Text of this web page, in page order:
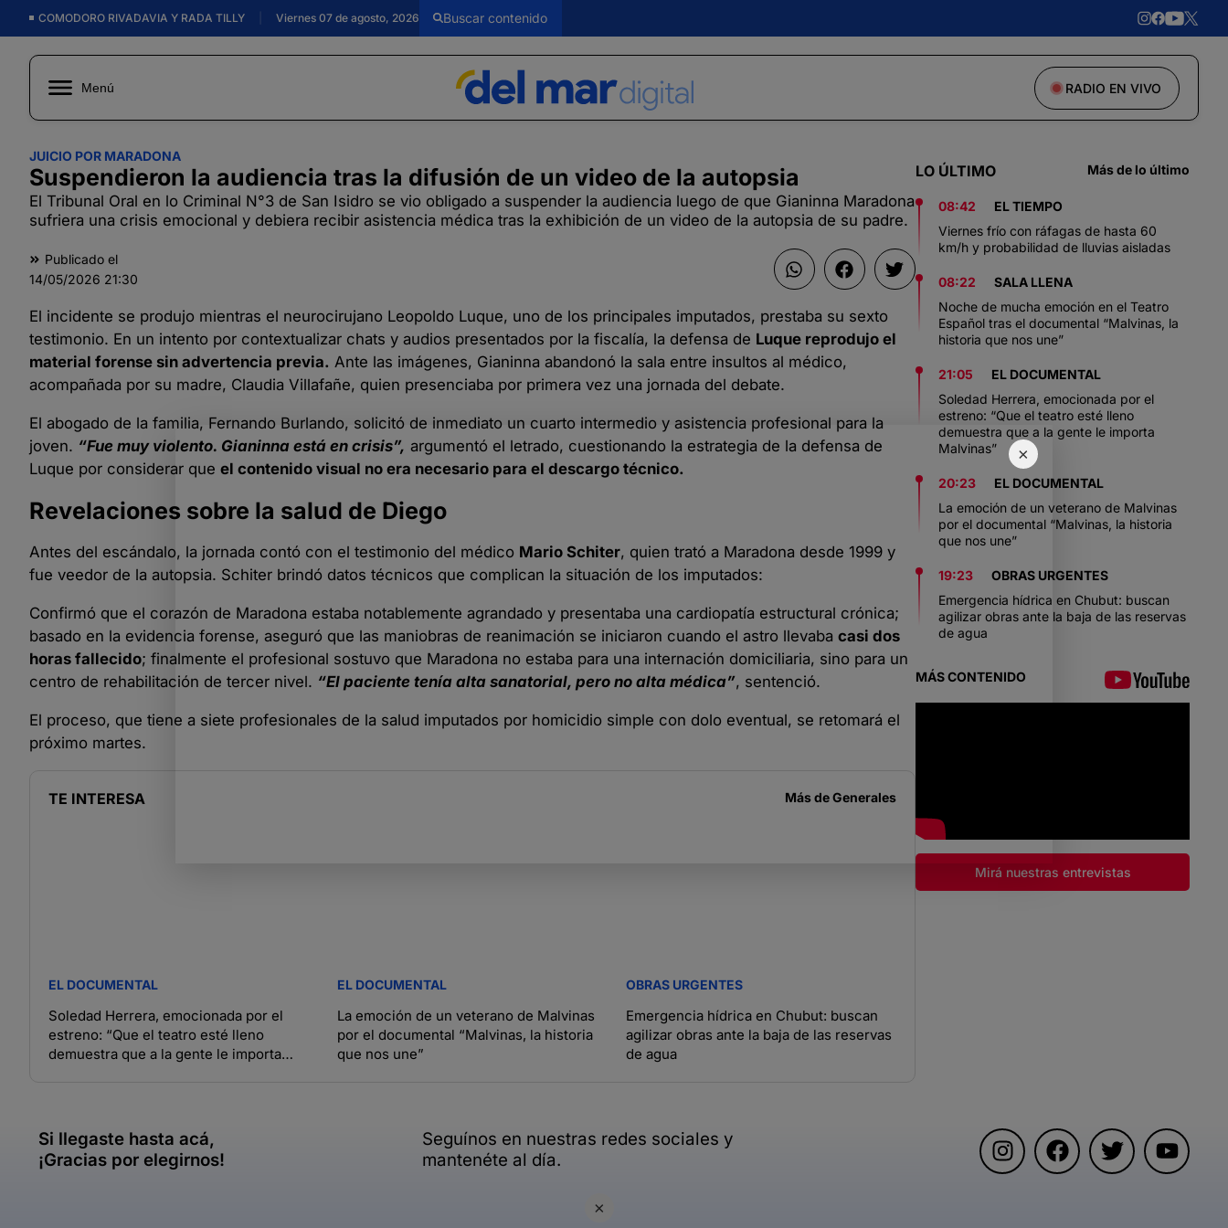
COMODORO RIVADAVIA Y RADA TILLY Viernes 07 de agosto, 2026
Menú RADIO EN VIVO
×
×
JUICIO POR MARADONA
Suspendieron la audiencia tras la difusión de un video de la autopsia
El Tribunal Oral en lo Criminal N°3 de San Isidro se vio obligado a suspender la audiencia luego de que Gianinna Maradona
sufriera una crisis emocional y debiera recibir asistencia médica tras la exhibición de un video de la autopsia de su padre.
Publicado el
14/05/2026 21:30
El incidente se produjo mientras el neurocirujano Leopoldo Luque, uno de los principales imputados, prestaba su sexto
testimonio. En un intento por contextualizar chats y audios presentados por la fiscalía, la defensa de Luque reprodujo el
material forense sin advertencia previa. Ante las imágenes, Gianinna abandonó la sala entre insultos al médico,
acompañada por su madre, Claudia Villafañe, quien presenciaba por primera vez una jornada del debate.
El abogado de la familia, Fernando Burlando, solicitó de inmediato un cuarto intermedio y asistencia profesional para la
joven. “Fue muy violento. Gianinna está en crisis”, argumentó el letrado, cuestionando la estrategia de la defensa de
Luque por considerar que el contenido visual no era necesario para el descargo técnico.
Revelaciones sobre la salud de Diego
Antes del escándalo, la jornada contó con el testimonio del médico Mario Schiter, quien trató a Maradona desde 1999 y
fue veedor de la autopsia. Schiter brindó datos técnicos que complican la situación de los imputados:
Confirmó que el corazón de Maradona estaba notablemente agrandado y presentaba una cardiopatía estructural crónica;
basado en la evidencia forense, aseguró que las maniobras de reanimación se iniciaron cuando el astro llevaba casi dos
horas fallecido; finalmente el profesional sostuvo que Maradona no estaba para una internación domiciliaria, sino para un
centro de rehabilitación de tercer nivel. “El paciente tenía alta sanatorial, pero no alta médica”, sentenció.
El proceso, que tiene a siete profesionales de la salud imputados por homicidio simple con dolo eventual, se retomará el
próximo martes.
TE INTERESA Más deGenerales
EL DOCUMENTAL
Soledad Herrera, emocionada por el
estreno: “Que el teatro esté lleno
demuestra que a la gente le importa
EL DOCUMENTAL
La emoción de un veterano de Malvinas
por el documental “Malvinas, la historia
que nos une”
OBRAS URGENTES
Emergencia hídrica en Chubut: buscan
agilizar obras ante la baja de las reservas
de agua
LO ÚLTIMO Más de lo último
08:42
EL TIEMPO
Viernes frío con ráfagas de hasta 60
km/h y probabilidad de lluvias aisladas
08:22
SALA LLENA
Noche de mucha emoción en el Teatro
Español tras el documental “Malvinas, la
historia que nos une”
21:05
EL DOCUMENTAL
Soledad Herrera, emocionada por el
estreno: “Que el teatro esté lleno
demuestra que a la gente le importa
Malvinas”
20:23
EL DOCUMENTAL
La emoción de un veterano de Malvinas
por el documental “Malvinas, la historia
que nos une”
19:23
OBRAS URGENTES
Emergencia hídrica en Chubut: buscan
agilizar obras ante la baja de las reservas
de agua
MÁS CONTENIDO
Mirá nuestras entrevistas
Si llegaste hasta acá,
¡Gracias por elegirnos!
Seguínos en nuestras redes sociales y
mantenéte al día.